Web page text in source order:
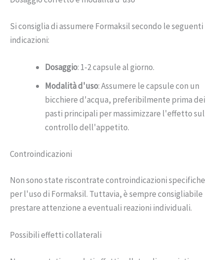
Si consiglia di assumere Formaksil secondo le seguenti
indicazioni:
Dosaggio: 1-2 capsule al giorno.
Modalità d'uso: Assumere le capsule con un
bicchiere d'acqua, preferibilmente prima dei
pasti principali per massimizzare l'effetto sul
controllo dell'appetito.
Controindicazioni
Non sono state riscontrate controindicazioni specifiche
per l'uso di Formaksil. Tuttavia, è sempre consigliabile
prestare attenzione a eventuali reazioni individuali.
Possibili effetti collaterali